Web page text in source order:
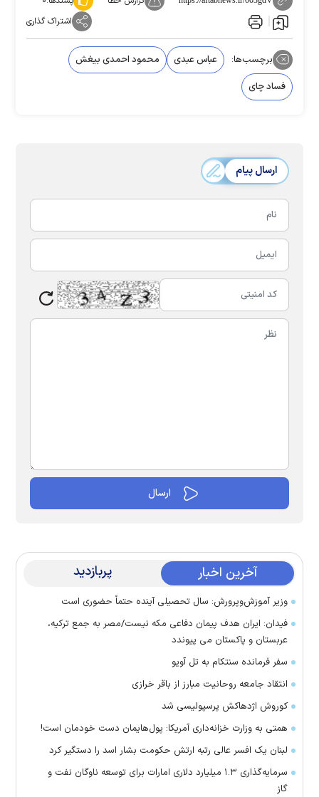
اشتراک گذاری
برچسب‌ها: عباس عبدی
محمود احمدی بیغش
فساد چای
ارسال پیام
آخرین اخبار پربازدید
وزیر آموزش‌وپرورش: سال تحصیلی آینده حتماً حضوری است
فیدان: ایران هدف پیمان دفاعی مکه نیست/مصر به جمع ترکیه،
عربستان و پاکستان می پیوندد
سفر فرمانده سنتکام به تل آویو
انتقاد جامعه روحانیت مبارز از باقر خرازی
کوروش اژدهاکش پرسپولیسی شد
همتی به وزارت خزانه‌داری آمریکا: پول‌هایمان دست خودمان است!
لبنان یک افسر عالی رتبه ارتش حکومت بشار اسد را دستگیر کرد
سرمایه‌گذاری ۱.۳ میلیارد دلاری امارات برای توسعه ناوگان نفت و
گاز